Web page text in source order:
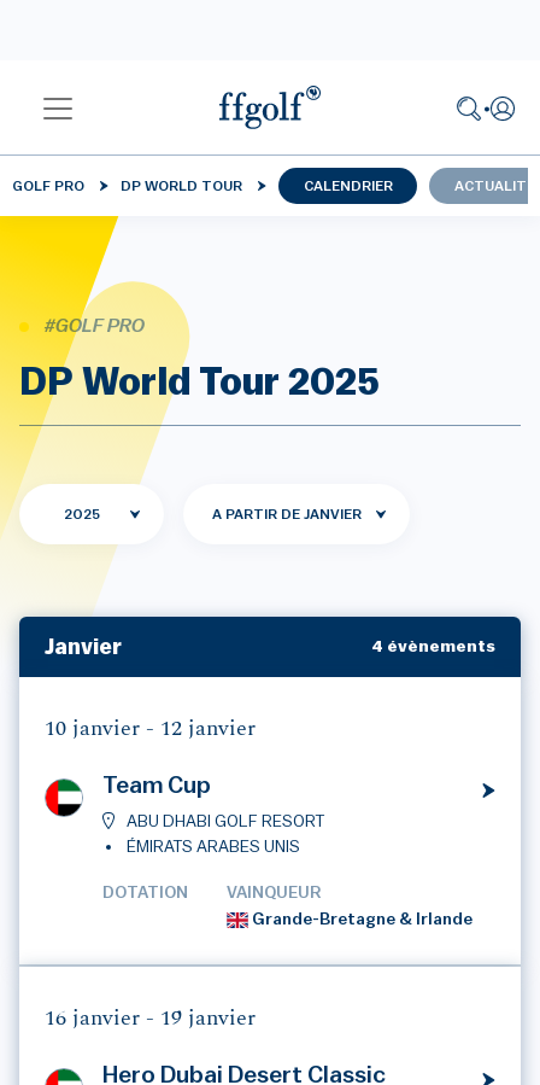
GOLF PRO DP WORLD TOUR CALENDRIER
#GOLF PRO
DP World Tour 2025
2025 A PARTIR DE JANVIER
Janvier 4 évènements
10 janvier - 12 janvier
Team Cup
ABU DHABI GOLF RESORT
ÉMIRATS ARABES UNIS
DOTATION
VAINQUEUR
Grande-Bretagne & Irlande
16 janvier - 19 janvier
Hero Dubai Desert Classic